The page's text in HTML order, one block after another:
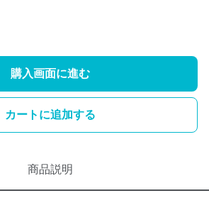
購入画面に進む
カートに追加する
商品説明